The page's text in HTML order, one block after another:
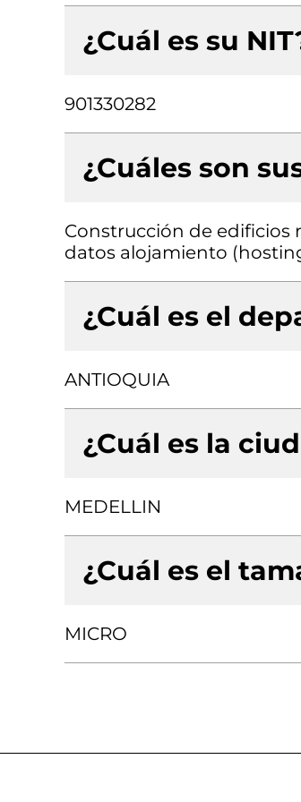
¿Cuál es su
901330282
¿Cuáles son
Construcción de edificios
datos alojamiento
¿Cuál es el
ANTIOQUIA
¿Cuál es la
MEDELLIN
¿Cuál es el
MICRO